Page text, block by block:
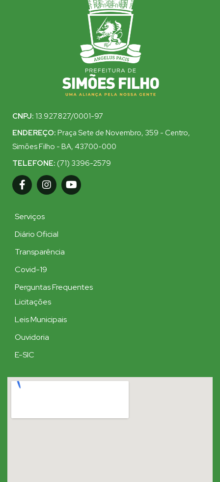
CNPJ: 13.927.827/0001-97
ENDEREÇO: Praça Sete de Novembro, 359 - Centro,
Simões Filho - BA, 43700-000
TELEFONE: (71) 3396-2579
Serviços
Diário Oficial
Transparência
Covid-19
Perguntas Frequentes
Licitações
Leis Municipais
Ouvidoria
E-SIC